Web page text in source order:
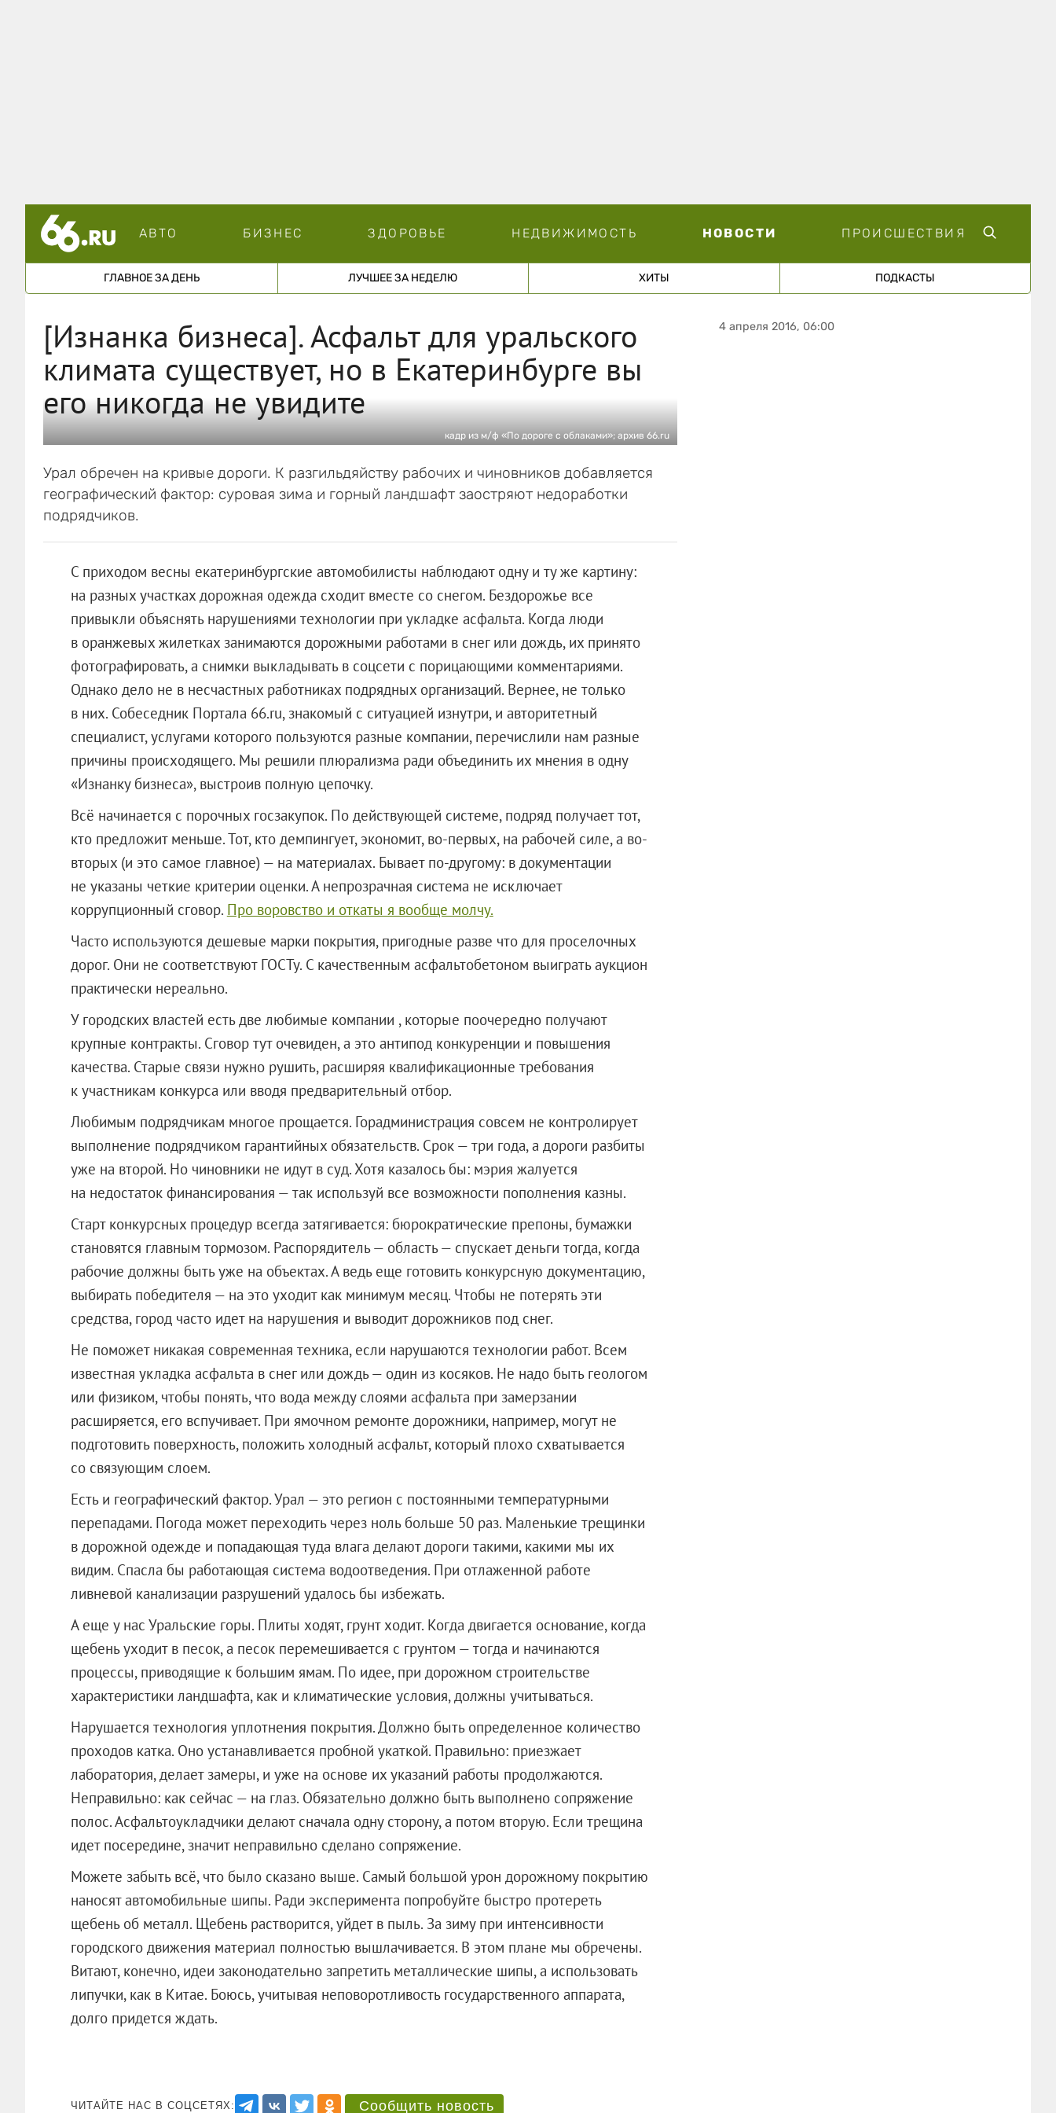
АВТО БИЗНЕС ЗДОРОВЬЕ НЕДВИЖИМОСТЬ НОВОСТИ ПРОИСШЕСТВИЯ
ГЛАВНОЕ ЗА ДЕНЬ ЛУЧШЕЕ ЗА НЕДЕЛЮ ХИТЫ ПОДКАСТЫ
[Изнанка бизнеса]. Асфальт для уральского
климата существует, но в Екатеринбурге вы
его никогда не увидите
кадр из м/ф «По дороге с облаками»; архив 66.ru
Урал обречен на кривые дороги. К разгильдяйству рабочих и чиновников добавляется
географический фактор: суровая зима и горный ландшафт заостряют недоработки
подрядчиков.
С приходом весны екатеринбургские автомобилисты наблюдают одну и ту же картину:
на разных участках дорожная одежда сходит вместе со снегом. Бездорожье все
привыкли объяснять нарушениями технологии при укладке асфальта. Когда люди
в оранжевых жилетках занимаются дорожными работами в снег или дождь, их принято
фотографировать, а снимки выкладывать в соцсети с порицающими комментариями.
Однако дело не в несчастных работниках подрядных организаций. Вернее, не только
в них. Собеседник Портала 66.ru, знакомый с ситуацией изнутри, и авторитетный
специалист, услугами которого пользуются разные компании, перечислили нам разные
причины происходящего. Мы решили плюрализма ради объединить их мнения в одну
«Изнанку бизнеса», выстроив полную цепочку.
Всё начинается с порочных госзакупок. По действующей системе, подряд получает тот,
кто предложит меньше. Тот, кто демпингует, экономит, во-первых, на рабочей силе, а во-
вторых (и это самое главное) — на материалах. Бывает по-другому: в документации
не указаны четкие критерии оценки. А непрозрачная система не исключает
коррупционный сговор. Про воровство и откаты я вообще молчу.
Часто используются дешевые марки покрытия, пригодные разве что для проселочных
дорог. Они не соответствуют ГОСТу. С качественным асфальтобетоном выиграть аукцион
практически нереально.
У городских властей есть две любимые компании , которые поочередно получают
крупные контракты. Сговор тут очевиден, а это антипод конкуренции и повышения
качества. Старые связи нужно рушить, расширяя квалификационные требования
к участникам конкурса или вводя предварительный отбор.
Любимым подрядчикам многое прощается. Горадминистрация совсем не контролирует
выполнение подрядчиком гарантийных обязательств. Срок — три года, а дороги разбиты
уже на второй. Но чиновники не идут в суд. Хотя казалось бы: мэрия жалуется
на недостаток финансирования — так используй все возможности пополнения казны.
Старт конкурсных процедур всегда затягивается: бюрократические препоны, бумажки
становятся главным тормозом. Распорядитель — область — спускает деньги тогда, когда
рабочие должны быть уже на объектах. А ведь еще готовить конкурсную документацию,
выбирать победителя — на это уходит как минимум месяц. Чтобы не потерять эти
средства, город часто идет на нарушения и выводит дорожников под снег.
Не поможет никакая современная техника, если нарушаются технологии работ. Всем
известная укладка асфальта в снег или дождь — один из косяков. Не надо быть геологом
или физиком, чтобы понять, что вода между слоями асфальта при замерзании
расширяется, его вспучивает. При ямочном ремонте дорожники, например, могут не
подготовить поверхность, положить холодный асфальт, который плохо схватывается
со связующим слоем.
Есть и географический фактор. Урал — это регион с постоянными температурными
перепадами. Погода может переходить через ноль больше 50 раз. Маленькие трещинки
в дорожной одежде и попадающая туда влага делают дороги такими, какими мы их
видим. Спасла бы работающая система водоотведения. При отлаженной работе
ливневой канализации разрушений удалось бы избежать.
А еще у нас Уральские горы. Плиты ходят, грунт ходит. Когда двигается основание, когда
щебень уходит в песок, а песок перемешивается с грунтом — тогда и начинаются
процессы, приводящие к большим ямам. По идее, при дорожном строительстве
характеристики ландшафта, как и климатические условия, должны учитываться.
Нарушается технология уплотнения покрытия. Должно быть определенное количество
проходов катка. Оно устанавливается пробной укаткой. Правильно: приезжает
лаборатория, делает замеры, и уже на основе их указаний работы продолжаются.
Неправильно: как сейчас — на глаз. Обязательно должно быть выполнено сопряжение
полос. Асфальтоукладчики делают сначала одну сторону, а потом вторую. Если трещина
идет посередине, значит неправильно сделано сопряжение.
Можете забыть всё, что было сказано выше. Самый большой урон дорожному покрытию
наносят автомобильные шипы. Ради эксперимента попробуйте быстро протереть
щебень об металл. Щебень растворится, уйдет в пыль. За зиму при интенсивности
городского движения материал полностью вышлачивается. В этом плане мы обречены.
Витают, конечно, идеи законодательно запретить металлические шипы, а использовать
липучки, как в Китае. Боюсь, учитывая неповоротливость государственного аппарата,
долго придется ждать.
ЧИТАЙТЕ НАС В СОЦСЕТЯХ: Сообщить новость
4 апреля 2016, 06:00